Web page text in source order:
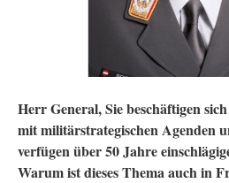
Herr General, Sie beschäftigen
mit militärstrategischen Agenden
verfügen über 50 Jahre
Warum ist dieses Thema auch in